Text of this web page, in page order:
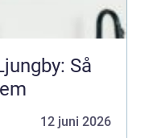
Så
12 juni 2026